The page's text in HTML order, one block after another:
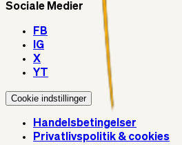
Sociale Medier
FB
IG
X
YT
Cookie indstillinger
Handelsbetingelser
Privatlivspolitik & cookies